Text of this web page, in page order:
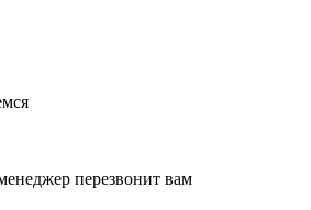
перезвонит вам